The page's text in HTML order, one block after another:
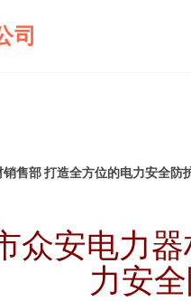
司
售部 打造全方位的电力安全防
众安电力
力安